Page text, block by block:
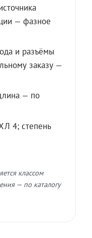
— фазное
и разъёмы
заказу —
— по
4; степень
классом
— по каталогу